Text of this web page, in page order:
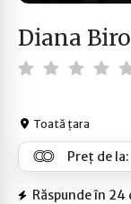
Diana
Toată țara
Preț de
Răspunde în 24